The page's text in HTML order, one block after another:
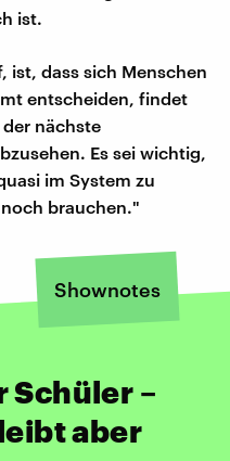
ist.
ist, dass sich Menschen
entscheiden, findet
nächste
Es sei wichtig,
im System zu
brauchen."
Shownotes
Schüler –
aber